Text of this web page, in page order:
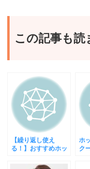
この記事も読
【繰り返し使え
る！】おすすめホッ
ンキング
ホ
ク
果